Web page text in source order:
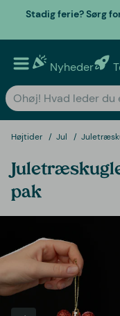
Stadig ferie? Sørg
Nyheder
Højtider Jul
pak